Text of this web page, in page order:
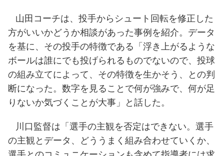
山田コーチは、投手からシュート回転を修正した
方がいいかどうか相談があった事例を紹介。データ
を基に、その投手の特徴である「浮き上がるような
ボールは誰にでも投げられるものでないので、投球
の組み立てによって、その特徴を生かそう、との判
断になった。数字を見ることで何が強みで、何が足
りないか気づくことが大事」と話した。
川口監督は「選手の主観を否定はできない。選手
の主観とデータ、どううまく組み合わせていくか、